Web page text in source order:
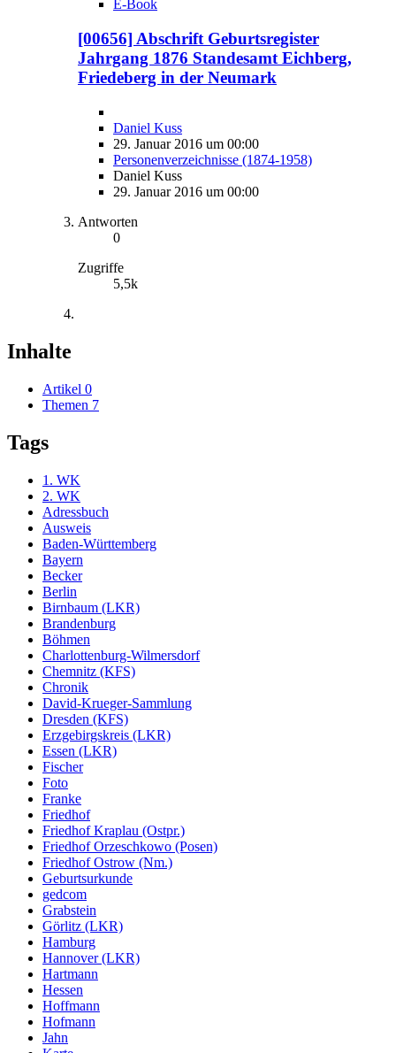
E-Book
[00656] Abschrift Geburtsregister
Jahrgang 1876 Standesamt Eichberg,
Friedeberg in der Neumark
Daniel Kuss
29. Januar 2016 um 00:00
Personenverzeichnisse (1874-1958)
Daniel Kuss
29. Januar 2016 um 00:00
Antworten
0
Zugriffe
5,5k
Inhalte
Artikel 0
Themen 7
Tags
1. WK
2. WK
Adressbuch
Ausweis
Baden-Württemberg
Bayern
Becker
Berlin
Birnbaum (LKR)
Brandenburg
Böhmen
Charlottenburg-Wilmersdorf
Chemnitz (KFS)
Chronik
David-Krueger-Sammlung
Dresden (KFS)
Erzgebirgskreis (LKR)
Essen (LKR)
Fischer
Foto
Franke
Friedhof
Friedhof Kraplau (Ostpr.)
Friedhof Orzeschkowo (Posen)
Friedhof Ostrow (Nm.)
Geburtsurkunde
gedcom
Grabstein
Görlitz (LKR)
Hamburg
Hannover (LKR)
Hartmann
Hessen
Hoffmann
Hofmann
Jahn